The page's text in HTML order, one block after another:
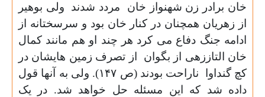
خان برادر زن شهنواز خان مردد شدند ولی بوهیر
از زهریان همچنان در کنار خان بود و سرسختانه از
ادامه جنگ دفاع می کرد هر چند او هم مانند کمال
خان التاززهی از بگوان از تصرف زمین هایشان در
کچ گنداوا ناراحت بودند (ص ۱۴۷).
ولی به آنها قول
داده شد که این مسئله حل خواهد شد. در یک